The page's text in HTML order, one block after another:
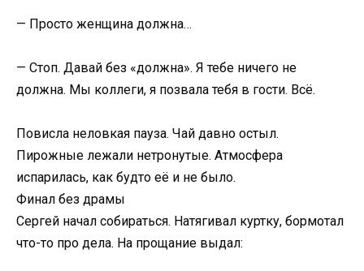
— Просто женщина должна…
— Стоп. Давай без «должна». Я тебе ничего не
должна. Мы коллеги, я позвала тебя в гости. Всё.
Повисла неловкая пауза. Чай давно остыл.
Пирожные лежали нетронутые. Атмосфера
испарилась, как будто её и не было.
Финал без драмы
Сергей начал собираться. Натягивал куртку, бормотал
что-то про дела. На прощание выдал: